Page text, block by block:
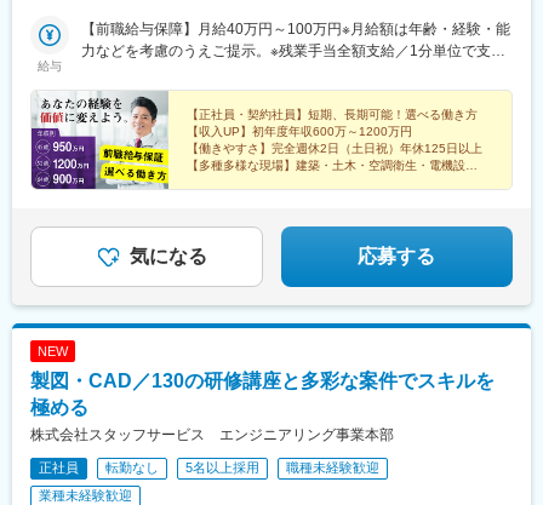
縄／福岡、佐賀、長崎、大分、熊本、宮崎、鹿児島、沖縄※配属先
は希望を最大限考慮※U・Iターン支援・寮あり（引越し費用会社負
可能）＜交通＞各プロジェクト先により異なります。※基本的に現
場へは直行直帰です。自動車通勤OKの勤務地多数※通勤圏内の希
望を最大限考慮します。【本社】■東京都千代田区神田三崎町3-6-
13 山京中央ビル3F【名古屋オフィス】■愛知県名古屋市中村区名
駅1-1-1 JPタワー名古屋21F【採用センター】札幌、仙台、高崎、
山、広島、博多、天神、那覇
都)、中野駅(東京都)、大門駅(東京都)、有楽町駅、吉祥寺駅、西日
暮里駅、五反田駅、三田駅(東京都)、中目黒駅、日暮里駅、大崎
駅、飯田橋駅、市ケ谷駅、小竹向原駅、錦糸町駅、二子玉川駅、
四ツ谷駅、自由が丘駅、横浜駅、武蔵小杉駅、日吉駅(神奈川県)、
溝の口駅、川崎駅、藤沢駅、長津田駅、新横浜駅、登戸駅、戸塚
駅、海老名駅(相鉄・小田急)、大和駅(神奈川県)、菊名駅、大船
駅、橋本駅(神奈川県)、上大岡駅、中央林間駅、あざみ野駅、桜木
溝ノ口駅、鶴見駅、関内駅、本厚木駅、元住吉駅、相模大野駅、
新百合ケ丘駅、大宮駅(埼玉県)、和光市駅、川越駅、浦和駅、朝霞
戸駅、千葉駅、津田沼駅、本八幡駅(総武線)、南流山駅、流山おお
たかの森駅、舞浜駅、市川駅、海浜幕張駅、新鎌ケ谷駅、新浦安
駅、京成津田沼駅、稲毛駅、京成船橋駅、北習志野駅、浦安駅(千
田沼駅、我孫子駅、梅田駅(地下鉄)、大阪駅、天王寺駅、なんば駅
(南海線)、京橋駅(大阪府)、新大阪駅、鶴橋駅、淀屋橋駅、本町
給与
【前職給与保障】月給40万円～100万円※月給額は年齢・経験・能
力などを考慮のうえご提示。※残業手当全額支給／1分単位で支
経験やスキル、頑張りはしっかりと給与＆手当で還元していま
す！【年収例】年収1200万円／52歳（月給80万円＋資格手当＋他
手当＋賞与）年収1090万円／49歳（月給75万円＋資格手当＋他手
当＋賞与）年収1020万円／56歳（月給70万円＋資格手当＋他手当
＋賞与）年収 900万円／64歳（月給70万円＋資格手当＋他手当＋
与）年収 800万円／33歳（月給52万円＋資格手当＋他手当＋賞
与）
【正社員・契約社員】短期、長期可能！選べる働き方
【収入UP】初年度年収600万～1200万円
【働きやすさ】完全週休2日（土日祝）年休125日以上
【多種多様な現場】建築・土木・空調衛生・電機設備
気になる 応募する
NEW
製図・CAD／130の研修講座と多彩な案件でスキルを
極める
株式会社スタッフサービス エンジニアリング事業本部
正社員 転勤なし 5名以上採用
職種未経験歓迎
業種未経験歓迎